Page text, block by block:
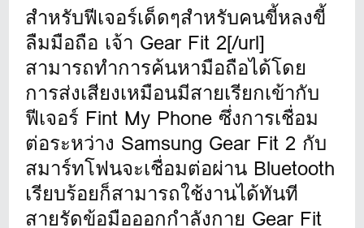
สำหรับฟีเจอร์เด็ดๆสำหรับคนขี้หลงขี้
ลืมมือถือ เจ้า Gear Fit 2[/url]
สามารถทำการค้นหามือถือได้โดย
การส่งเสียงเหมือนมีสายเรียกเข้ากับ
ฟีเจอร์ Fint My Phone ซึ่งการเชื่อม
ต่อระหว่าง Samsung Gear Fit 2 กับ
สมาร์ทโฟนจะเชื่อมต่อผ่าน Bluetooth
เรียบร้อยก็สามารถใช้งานได้ทันที
สายรัดข้อมือออกกำลังกาย Gear Fit